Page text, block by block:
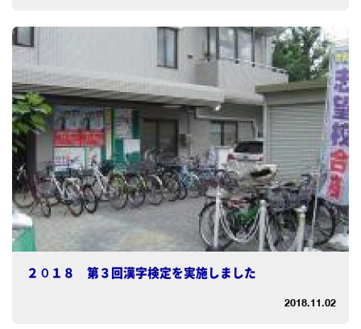
２０１８ 第３回漢字検定を実施しました
2018.11.02